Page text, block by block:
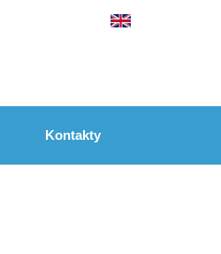
Kontakty